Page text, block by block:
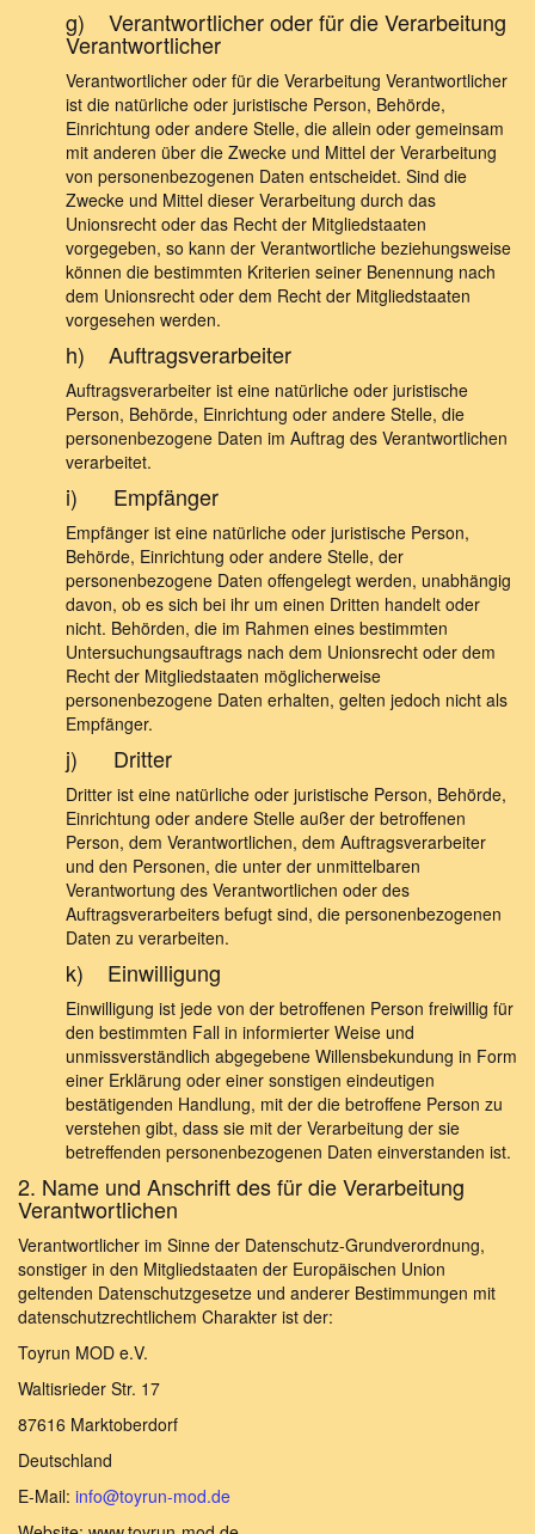
g) Verantwortlicher oder für die Verarbeitung
Verantwortlicher
Verantwortlicher oder für die Verarbeitung Verantwortlicher
ist die natürliche oder juristische Person, Behörde,
Einrichtung oder andere Stelle, die allein oder gemeinsam
mit anderen über die Zwecke und Mittel der Verarbeitung
von personenbezogenen Daten entscheidet. Sind die
Zwecke und Mittel dieser Verarbeitung durch das
Unionsrecht oder das Recht der Mitgliedstaaten
vorgegeben, so kann der Verantwortliche beziehungsweise
können die bestimmten Kriterien seiner Benennung nach
dem Unionsrecht oder dem Recht der Mitgliedstaaten
vorgesehen werden.
h) Auftragsverarbeiter
Auftragsverarbeiter ist eine natürliche oder juristische
Person, Behörde, Einrichtung oder andere Stelle, die
personenbezogene Daten im Auftrag des Verantwortlichen
verarbeitet.
i) Empfänger
Empfänger ist eine natürliche oder juristische Person,
Behörde, Einrichtung oder andere Stelle, der
personenbezogene Daten offengelegt werden, unabhängig
davon, ob es sich bei ihr um einen Dritten handelt oder
nicht. Behörden, die im Rahmen eines bestimmten
Untersuchungsauftrags nach dem Unionsrecht oder dem
Recht der Mitgliedstaaten möglicherweise
personenbezogene Daten erhalten, gelten jedoch nicht als
Empfänger.
j) Dritter
Dritter ist eine natürliche oder juristische Person, Behörde,
Einrichtung oder andere Stelle außer der betroffenen
Person, dem Verantwortlichen, dem Auftragsverarbeiter
und den Personen, die unter der unmittelbaren
Verantwortung des Verantwortlichen oder des
Auftragsverarbeiters befugt sind, die personenbezogenen
Daten zu verarbeiten.
k) Einwilligung
Einwilligung ist jede von der betroffenen Person freiwillig für
den bestimmten Fall in informierter Weise und
unmissverständlich abgegebene Willensbekundung in Form
einer Erklärung oder einer sonstigen eindeutigen
bestätigenden Handlung, mit der die betroffene Person zu
verstehen gibt, dass sie mit der Verarbeitung der sie
betreffenden personenbezogenen Daten einverstanden ist.
2. Name und Anschrift des für die Verarbeitung
Verantwortlichen
Verantwortlicher im Sinne der Datenschutz-Grundverordnung,
sonstiger in den Mitgliedstaaten der Europäischen Union
geltenden Datenschutzgesetze und anderer Bestimmungen mit
datenschutzrechtlichem Charakter ist der:
Toyrun MOD e.V.
Waltisrieder Str. 17
87616 Marktoberdorf
Deutschland
E-Mail: info@toyrun-mod.de